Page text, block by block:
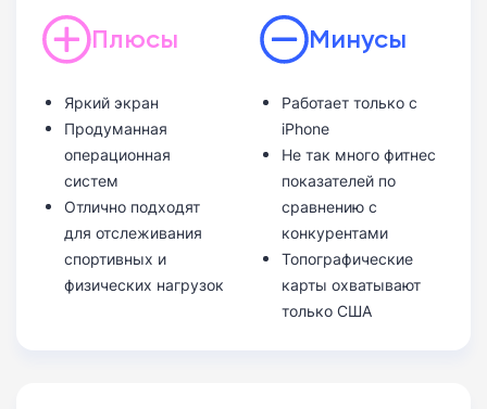
Плюсы
Яркий экран
Продуманная
операционная
систем
Отлично подходят
для отслеживания
спортивных и
физических нагрузок
Минусы
Работает только с
iPhone
Не так много фитнес
показателей по
сравнению с
конкурентами
Топографические
карты охватывают
только США